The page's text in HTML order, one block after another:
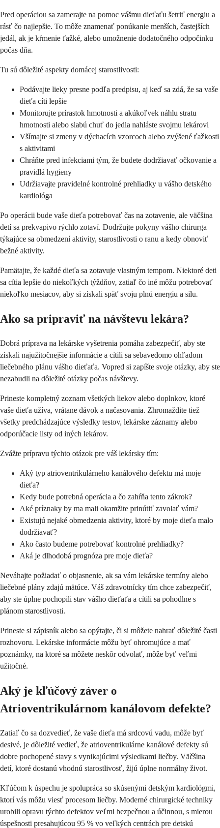
Pred operáciou sa zamerajte na pomoc vášmu dieťaťu šetriť energiu a
rásť čo najlepšie. To môže znamenať ponúkanie menších, častejších
jedál, ak je kŕmenie ťažké, alebo umožnenie dodatočného odpočinku
počas dňa.
Tu sú dôležité aspekty domácej starostlivosti:
Podávajte lieky presne podľa predpisu, aj keď sa zdá, že sa vaše
dieťa cíti lepšie
Monitorujte prírastok hmotnosti a akúkoľvek náhlu stratu
hmotnosti alebo slabú chuť do jedla nahláste svojmu lekárovi
Všímajte si zmeny v dýchacích vzorcoch alebo zvýšené ťažkosti
s aktivitami
Chráňte pred infekciami tým, že budete dodržiavať očkovanie a
pravidlá hygieny
Udržiavajte pravidelné kontrolné prehliadky u vášho detského
kardiológa
Po operácii bude vaše dieťa potrebovať čas na zotavenie, ale väčšina
detí sa prekvapivo rýchlo zotaví. Dodržujte pokyny vášho chirurga
týkajúce sa obmedzení aktivity, starostlivosti o ranu a kedy obnoviť
bežné aktivity.
Pamätajte, že každé dieťa sa zotavuje vlastným tempom. Niektoré deti
sa cítia lepšie do niekoľkých týždňov, zatiaľ čo iné môžu potrebovať
niekoľko mesiacov, aby si získali späť svoju plnú energiu a silu.
Ako sa pripraviť na návštevu lekára?
Dobrá príprava na lekárske vyšetrenia pomáha zabezpečiť, aby ste
získali najužitočnejšie informácie a cítili sa sebavedomo ohľadom
liečebného plánu vášho dieťaťa. Vopred si zapíšte svoje otázky, aby ste
nezabudli na dôležité otázky počas návštevy.
Prineste kompletný zoznam všetkých liekov alebo doplnkov, ktoré
vaše dieťa užíva, vrátane dávok a načasovania. Zhromaždite tiež
všetky predchádzajúce výsledky testov, lekárske záznamy alebo
odporúčacie listy od iných lekárov.
Zvážte prípravu týchto otázok pre váš lekársky tím:
Aký typ atrioventrikulárneho kanálového defektu má moje
dieťa?
Kedy bude potrebná operácia a čo zahŕňa tento zákrok?
Aké príznaky by ma mali okamžite prinútiť zavolať vám?
Existujú nejaké obmedzenia aktivity, ktoré by moje dieťa malo
dodržiavať?
Ako často budeme potrebovať kontrolné prehliadky?
Aká je dlhodobá prognóza pre moje dieťa?
Neváhajte požiadať o objasnenie, ak sa vám lekárske termíny alebo
liečebné plány zdajú mätúce. Váš zdravotnícky tím chce zabezpečiť,
aby ste úplne pochopili stav vášho dieťaťa a cítili sa pohodlne s
plánom starostlivosti.
Prineste si zápisník alebo sa opýtajte, či si môžete nahrať dôležité časti
rozhovoru. Lekárske informácie môžu byť ohromujúce a mať
poznámky, na ktoré sa môžete neskôr odvolať, môže byť veľmi
užitočné.
Aký je kľúčový záver o
Atrioventrikulárnom kanálovom defekte?
Zatiaľ čo sa dozvedieť, že vaše dieťa má srdcovú vadu, môže byť
desivé, je dôležité vedieť, že atrioventrikulárne kanálové defekty sú
dobre pochopené stavy s vynikajúcimi výsledkami liečby. Väčšina
detí, ktoré dostanú vhodnú starostlivosť, žijú úplne normálny život.
Kľúčom k úspechu je spolupráca so skúsenými detským kardiológmi,
ktorí vás môžu viesť procesom liečby. Moderné chirurgické techniky
urobili opravu týchto defektov veľmi bezpečnou a účinnou, s mierou
úspešnosti presahujúcou 95 % vo veľkých centrách pre detskú